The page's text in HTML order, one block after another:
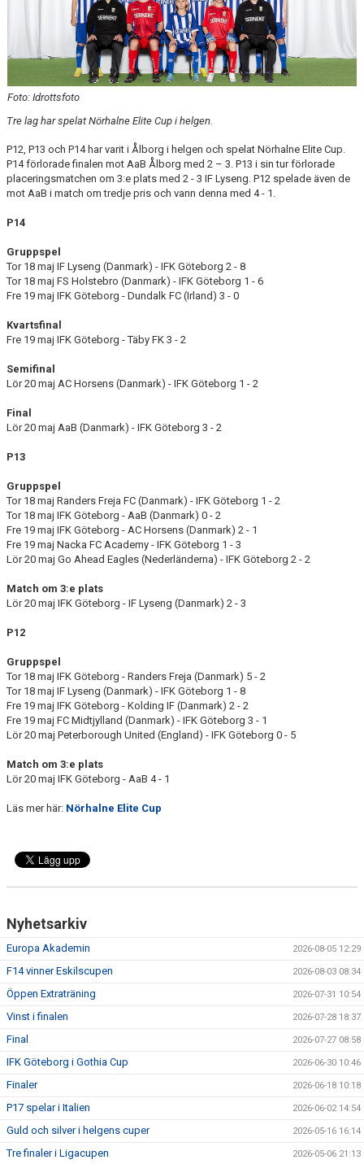
Foto: Idrottsfoto
Tre lag har spelat Nörhalne Elite Cup i helgen.
P12, P13 och P14 har varit i Ålborg i helgen och spelat Nörhalne Elite Cup.
P14 förlorade finalen mot AaB Ålborg med 2 – 3. P13 i sin tur förlorade
placeringsmatchen om 3:e plats med 2 - 3 IF Lyseng. P12 spelade även de
mot AaB i match om tredje pris och vann denna med 4 - 1.
P14
Gruppspel
Tor 18 maj IF Lyseng (Danmark) - IFK Göteborg 2 - 8
Tor 18 maj FS Holstebro (Danmark) - IFK Göteborg 1 - 6
Fre 19 maj IFK Göteborg - Dundalk FC (Irland) 3 - 0
Kvartsfinal
Fre 19 maj IFK Göteborg - Täby FK 3 - 2
Semifinal
Lör 20 maj AC Horsens (Danmark) - IFK Göteborg 1 - 2
Final
Lör 20 maj AaB (Danmark) - IFK Göteborg 3 - 2
P13
Gruppspel
Tor 18 maj Randers Freja FC (Danmark) - IFK Göteborg 1 - 2
Tor 18 maj IFK Göteborg - AaB (Danmark) 0 - 2
Fre 19 maj IFK Göteborg - AC Horsens (Danmark) 2 - 1
Fre 19 maj Nacka FC Academy - IFK Göteborg 1 - 3
Lör 20 maj Go Ahead Eagles (Nederländerna) - IFK Göteborg 2 - 2
Match om 3:e plats
Lör 20 maj IFK Göteborg - IF Lyseng (Danmark) 2 - 3
P12
Gruppspel
Tor 18 maj IFK Göteborg - Randers Freja (Danmark) 5 - 2
Tor 18 maj IF Lyseng (Danmark) - IFK Göteborg 1 - 8
Fre 19 maj IFK Göteborg - Kolding IF (Danmark) 2 - 2
Fre 19 maj FC Midtjylland (Danmark) - IFK Göteborg 3 - 1
Lör 20 maj Peterborough United (England) - IFK Göteborg 0 - 5
Match om 3:e plats
Lör 20 maj IFK Göteborg - AaB 4 - 1
Läs mer här: Nörhalne Elite Cup
Nyhetsarkiv
Europa Akademin 2026-08-05 12:29
F14 vinner Eskilscupen 2026-08-03 08:34
Öppen Extraträning 2026-07-31 10:54
Vinst i finalen 2026-07-28 18:37
Final 2026-07-27 08:58
IFK Göteborg i Gothia Cup 2026-06-30 10:46
Finaler 2026-06-18 10:18
P17 spelar i Italien 2026-06-02 14:54
Guld och silver i helgens cuper 2026-05-16 16:14
Tre finaler i Ligacupen 2026-05-06 21:13